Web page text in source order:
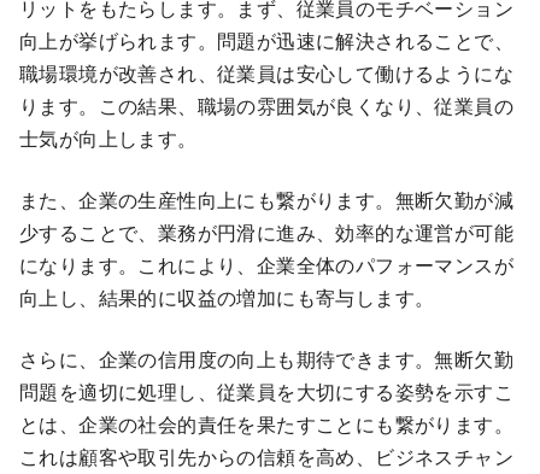
リットをもたらします。まず、従業員のモチベーション
向上が挙げられます。問題が迅速に解決されることで、
職場環境が改善され、従業員は安心して働けるようにな
ります。この結果、職場の雰囲気が良くなり、従業員の
士気が向上します。
また、企業の生産性向上にも繋がります。無断欠勤が減
少することで、業務が円滑に進み、効率的な運営が可能
になります。これにより、企業全体のパフォーマンスが
向上し、結果的に収益の増加にも寄与します。
さらに、企業の信用度の向上も期待できます。無断欠勤
問題を適切に処理し、従業員を大切にする姿勢を示すこ
とは、企業の社会的責任を果たすことにも繋がります。
これは顧客や取引先からの信頼を高め、ビジネスチャン